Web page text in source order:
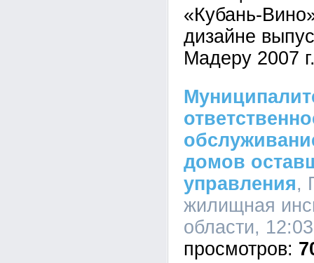
«Кубань-
дизайне
Мадеру 2007
домов
управления,
жилищная
области,